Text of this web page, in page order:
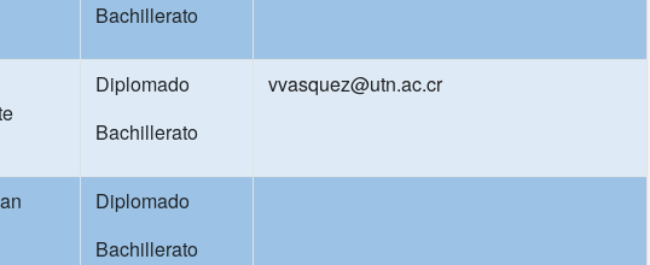
Bachillerato
Diplomado
Bachillerato
vvasquez@utn.ac.cr
Diplomado
Bachillerato